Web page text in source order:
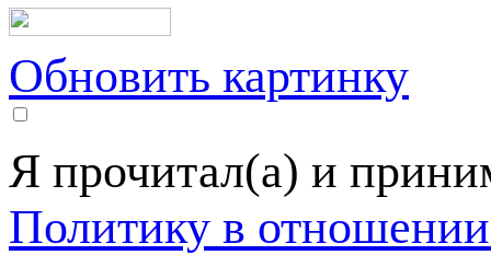
Обновить картинку
Я прочитал(а) и
Политику в